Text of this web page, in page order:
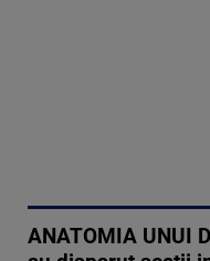
ANATOMIA UNUI